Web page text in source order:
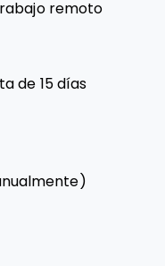
remoto
de 15 días